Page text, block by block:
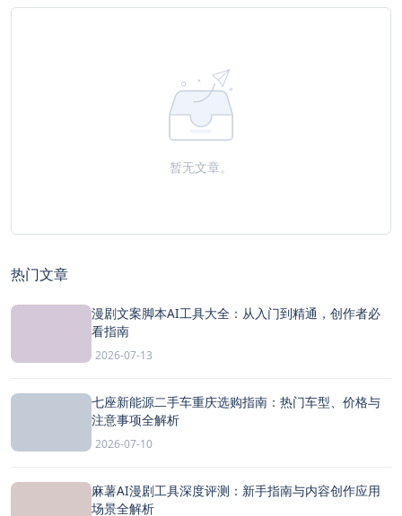
暂无文章。
热门文章
漫剧文案脚本AI工具大全：从入门到精通，创作者必
看指南
2026-07-13
七座新能源二手车重庆选购指南：热门车型、价格与
注意事项全解析
2026-07-10
麻薯AI漫剧工具深度评测：新手指南与内容创作应用
场景全解析